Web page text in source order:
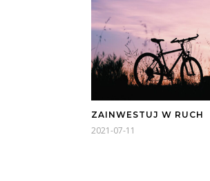
ZAINWESTUJ W RUCH
2021-07-11